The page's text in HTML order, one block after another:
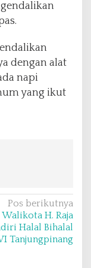
dengan alat
napi
yang ikut
Pos berikutnya
H. Raja
Halal Bihalal
Tanjungpinang